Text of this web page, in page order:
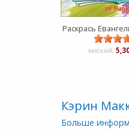
Раскрась
мягкий:
Кэрин
Больше